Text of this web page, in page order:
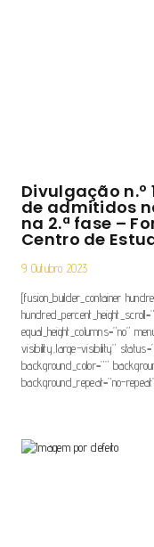
Divulgação n.º
de admitidos
na 2.ª fase –
Centro de
9 Outubro 2023
[fusion_builder_container
equal_height_columns=”no”
visibility,large-visibility”
background_color=””
background_repeat=”no-repeat”